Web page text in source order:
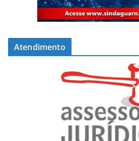
Atendimento